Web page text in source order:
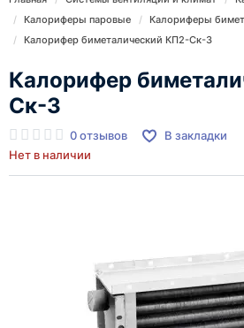
Калориферы паровые
Калориферы
Калорифер биметалический КП2-Ск-3
Калорифер
Ск-3
0 отзывов В закладки
Нет в наличии